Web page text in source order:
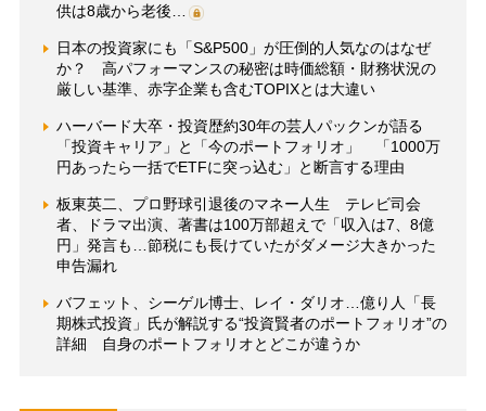
供は8歳から老後…
日本の投資家にも「S&P500」が圧倒的人気なのはなぜ
か？ 高パフォーマンスの秘密は時価総額・財務状況の
厳しい基準、赤字企業も含むTOPIXとは大違い
ハーバード大卒・投資歴約30年の芸人パックンが語る
「投資キャリア」と「今のポートフォリオ」 「1000万
円あったら一括でETFに突っ込む」と断言する理由
板東英二、プロ野球引退後のマネー人生 テレビ司会
者、ドラマ出演、著書は100万部超えで「収入は7、8億
円」発言も…節税にも長けていたがダメージ大きかった
申告漏れ
バフェット、シーゲル博士、レイ・ダリオ…億り人「長
期株式投資」氏が解説する“投資賢者のポートフォリオ”の
詳細 自身のポートフォリオとどこが違うか